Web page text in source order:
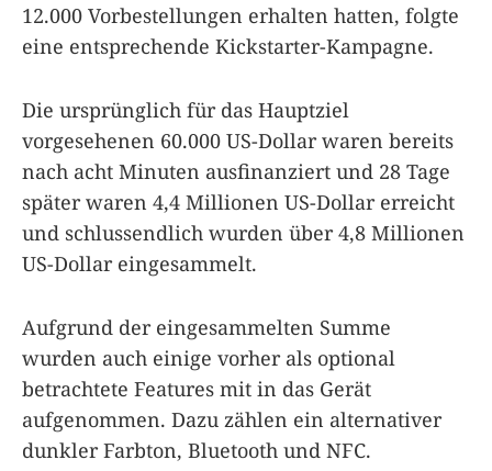
12.000 Vorbestellungen erhalten hatten, folgte
eine entsprechende Kickstarter-Kampagne.
Die ursprünglich für das Hauptziel
vorgesehenen 60.000 US-Dollar waren bereits
nach acht Minuten ausfinanziert und 28 Tage
später waren 4,4 Millionen US-Dollar erreicht
und schlussendlich wurden über 4,8 Millionen
US-Dollar eingesammelt.
Aufgrund der eingesammelten Summe
wurden auch einige vorher als optional
betrachtete Features mit in das Gerät
aufgenommen. Dazu zählen ein alternativer
dunkler Farbton, Bluetooth und NFC.